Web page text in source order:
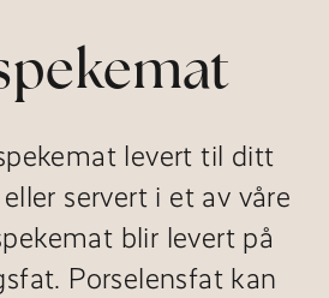
levert til ditt
servert i et av våre
blir levert på
Porselensfat kan